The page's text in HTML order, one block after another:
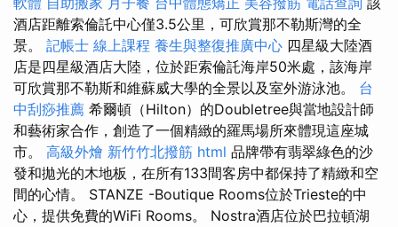
酒店距離索倫託中心僅3.5公里，可欣賞那不勒斯灣的全
景。 記帳士 線上課程 養生與整復推廣中心 四星級大陸酒
店是四星級酒店大陸，位於距索倫託海岸50米處，該海岸
可欣賞那不勒斯和維蘇威大學的全景以及室外游泳池。 台
中刮痧推薦 希爾頓（Hilton）的Doubletree與當地設計師
和藝術家合作，創造了一個精緻的羅馬場所來體現這座城
市。 高級外燴 新竹竹北撥筋 html 品牌帶有翡翠綠色的沙
發和拋光的木地板，在所有133間客房中都保持了精緻和空
間的心情。 STANZE -Boutique Rooms位於Trieste的中
心，提供免費的WiFi Rooms。 Nostra酒店位於巴拉頓湖